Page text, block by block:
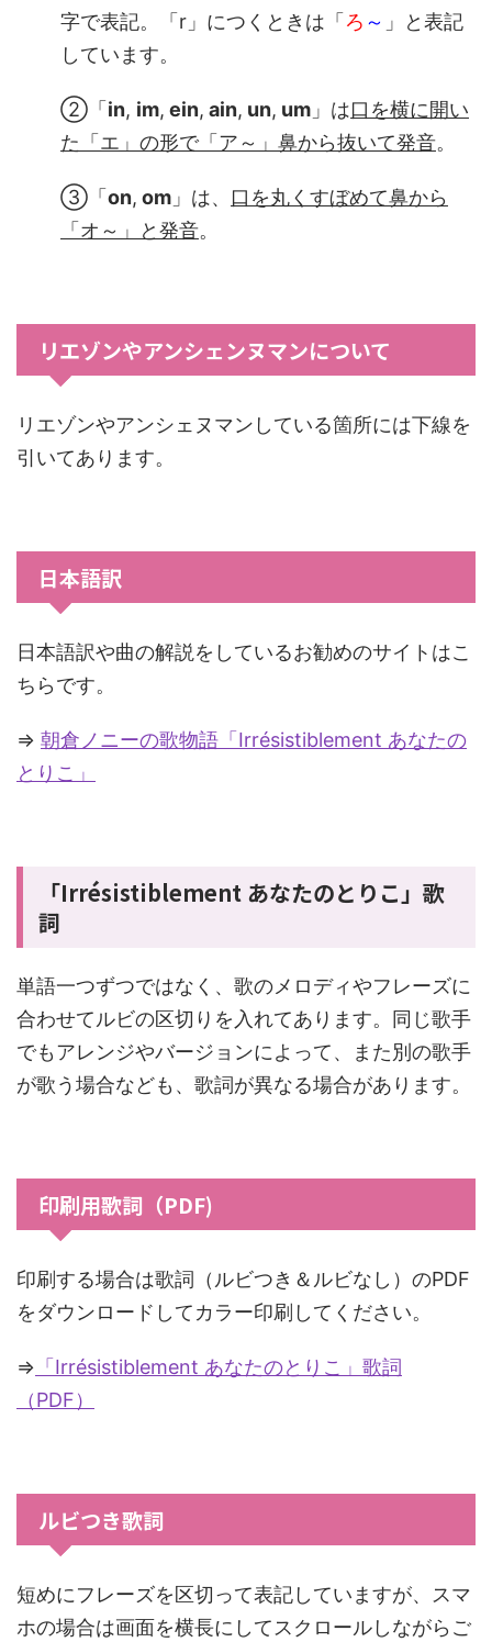
字で表記。「r」につくときは「 ろ ～ 」と表記
しています。
②「 in, im, ein, ain, un, um 」は口を横に開い
た「エ」の形で「ア～」鼻から抜いて発音。
③「 on, om 」は、 口を丸くすぼめて鼻から
「オ～ 」と発音。
リエゾンやアンシェンヌマンについて
リエゾンやアンシェヌマンしている箇所には下線を
引いてあります。
日本語訳
日本語訳や曲の解説をしているお勧めのサイトはこ
ちらです。
⇒ 朝倉ノニーの歌物語「Irrésistiblement あなたの
とりこ」
「Irrésistiblement あなたのとりこ」歌
詞
単語一つずつではなく、歌のメロディやフレーズに
合わせてルビの区切りを入れてあります。同じ歌手
でもアレンジやバージョンによって、また別の歌手
が歌う場合なども、歌詞が異なる場合があります。
印刷用歌詞（PDF)
印刷する場合は歌詞（ルビつき＆ルビなし）のPDF
をダウンロードしてカラー印刷してください。
⇒ 「Irrésistiblement あなたのとりこ」歌詞
（PDF）
ルビつき歌詞
短めにフレーズを区切って表記していますが、スマ
ホの場合は画面を横長にしてスクロールしながらご